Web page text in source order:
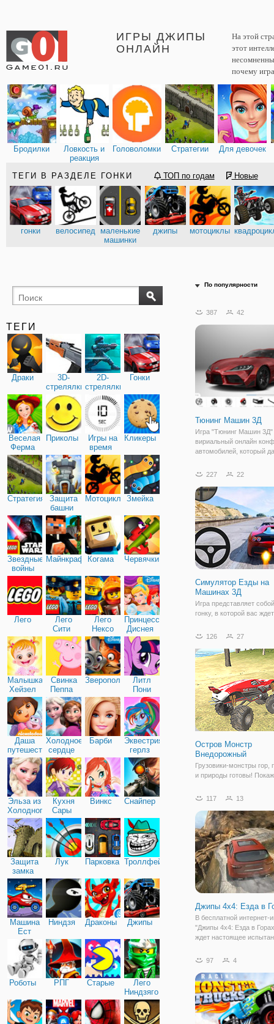
ИГРЫ ДЖИПЫ
ОНЛАЙН
На этой
этот
почему
Бродилки
Ловкость и
реакция
Головоломки Стратегии Для девочек
ТЕГИ В РАЗДЕЛЕ ГОНКИ ТОП по годам Новые
гонки велосипед
маленькие
машинки
джипы мотоциклы
ТЕГИ
Драки
3D-
стрелялки
2D-
стрелялки
Гонки
Веселая
Ферма
Приколы
Игры на
время
Кликеры
Стратегия
Защита
башни
МотоциклыЗмейка
Звездные
войны
МайнкрафтКогама Червячки
Лего
Лего
Сити
Лего
Нексо
Найтс
Принцессы
Диснея
Малышка
Хейзел
Свинка
Пеппа
Зверополис
Литл
Пони
Дружба
Даша
путешественница
Холодное
сердце
Барби
Эквестрия
герлз
Эльза из
Холодного
сердца
Кухня
Сары
Винкс Снайпер
Защита
замка
Лук Парковка Троллфейс
Машина
Ест
Машину
Ниндзя Драконы Джипы
Роботы РПГ Старые
Лего
Ниндзяго
По популярности
387 42
Тюнинг Машин 3Д
Игра "Тюнинг Машин 3Д"
вириальный онлайн
автомобилей, который
вид машины от А до Я.
модели легковых машин
Для того чтобы
227 22
Симулятор Езды на
Машинах 3Д
Игра представляет
гонку, в которой вас ждет
увлекательный
треке рядом - другие
Также на каждом
предстоит проехать
126 27
Остров Монстр
Внедорожный
Грузовики-монстры гор,
и природы готовы!
Покажите себя на
грузовиков-монстров, и
поднимитесь на холмы!
Наслаждайтесь поездкой
117 13
Джипы 4х4: Езда в
В бесплатной интернет-
"Джипы 4х4: Езда в
ждет настоящее
предстоит проделать
местность состоит из
многочисленных
97 4